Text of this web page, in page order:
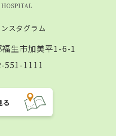
スタグラム
福生市加美平1-6-1
551-1111
る